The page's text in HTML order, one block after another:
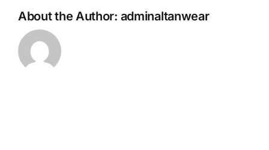
About the Author: adminaltanwear